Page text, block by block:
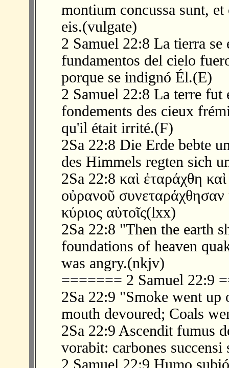
montium concussa sunt,
eis.(vulgate)
2 Samuel 22:8 La tierra
fundamentos del cielo
porque se indignó Él.(E)
2 Samuel 22:8 La terre fut
fondements des cieux
qu'il était irrité.(F)
2Sa 22:8 Die Erde bebte
des Himmels regten sich
2Sa 22:8 καὶ ἐταράχθη
οὐρανοῦ
κύριος αὐτοῖς(lxx)
2Sa 22:8 "Then the earth
foundations of heaven
was angry.(nkjv)
======= 2 Samuel 22:9
2Sa 22:9 "Smoke went
mouth devoured; Coals
2Sa 22:9 Ascendit fumus
vorabit: carbones succensi
2 Samuel 22:9 Humo